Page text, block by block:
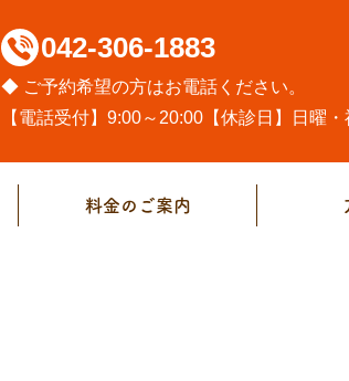
042-306-1883
◆ ご予約希望の方はお電話ください。
【電話受付】9:00～20:00【休診日】日曜・
料金のご案内